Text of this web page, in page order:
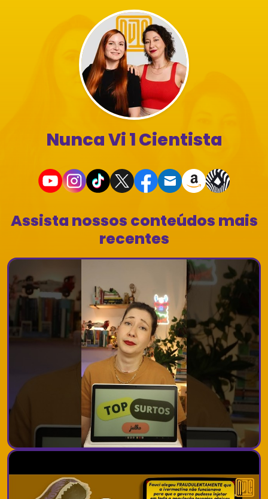
Nunca Vi 1 Cientista
Assista nossos conteúdos mais
recentes